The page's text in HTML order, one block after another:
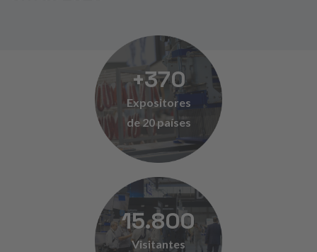
+370
Expositores
de 20 países
15.800
Visitantes